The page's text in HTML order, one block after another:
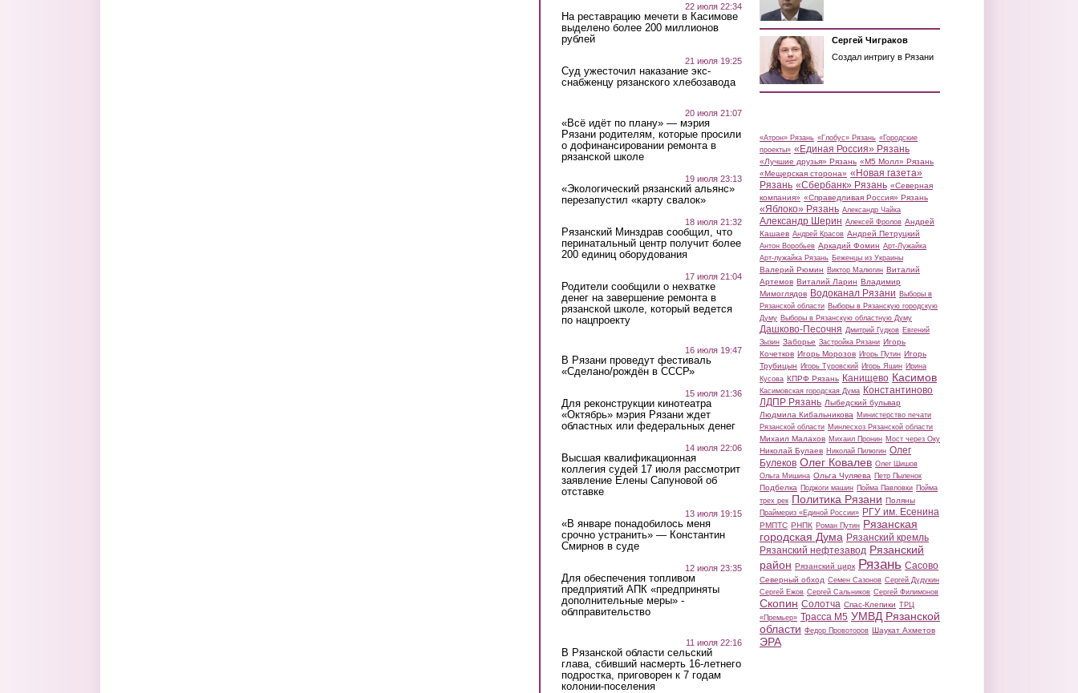
22 июля 22:34
На реставрацию мечети в Касимове
выделено более 200 миллионов
рублей
21 июля 19:25
Суд ужесточил наказание экс-
снабженцу рязанского хлебозавода
20 июля 21:07
«Всё идёт по плану» — мэрия
Рязани родителям, которые просили
о дофинансировании ремонта в
рязанской школе
19 июля 23:13
«Экологический рязанский альянс»
перезапустил «карту свалок»
18 июля 21:32
Рязанский Минздрав сообщил, что
перинатальный центр получит более
200 единиц оборудования
17 июля 21:04
Родители сообщили о нехватке
денег на завершение ремонта в
рязанской школе, который ведется
по нацпроекту
16 июля 19:47
В Рязани проведут фестиваль
«Сделано/рождён в СССР»
15 июля 21:36
Для реконструкции кинотеатра
«Октябрь» мэрия Рязани ждет
областных или федеральных денег
14 июля 22:06
Высшая квалификационная
коллегия судей 17 июля рассмотрит
заявление Елены Сапуновой об
отставке
13 июля 19:15
«В январе понадобилось меня
срочно устранить» — Константин
Смирнов в суде
12 июля 23:35
Для обеспечения топливом
предприятий АПК «предприняты
дополнительные меры» -
облправительство
11 июля 22:16
В Рязанской области сельский
глава, сбивший насмерть 16-летнего
подростка, приговорен к 7 годам
колонии-поселения
Сергей Чиграков
Создал интригу в Рязани
«Атрон» Рязань «Глобус» Рязань «Городские
проекты» «Единая Россия» Рязань
«Лучшие друзья» Рязань «М5 Молл» Рязань
«Мещерская сторона» «Новая газета»
Рязань «Сбербанк» Рязань «Северная
компания» «Справедливая Россия» Рязань
«Яблоко» Рязань Александр Чайка
Александр Шерин Алексей Фролов Андрей
Кашаев Андрей Красов Андрей Петруцкий
Антон Воробьев Аркадий Фомин Арт-Лужайка
Арт-лужайка Рязань Беженцы из Украины
Валерий Рюмин Виктор Малюгин Виталий
Артемов Виталий Ларин Владимир
Мимоглядов Водоканал Рязани Выборы в
Рязанской области Выборы в Рязанскую городскую
Думу Выборы в Рязанскую областную Думу
Дашково-Песочня Дмитрий Гудков Евгений
Зызин Заборье Застройка Рязани Игорь
Кочетков Игорь Морозов Игорь Путин Игорь
Трубицын Игорь Туровский Игорь Яшин Ирина
Кусова КПРФ Рязань Канищево Касимов
Касимовская городская Дума Константиново
ЛДПР Рязань Лыбедский бульвар
Людмила Кибальникова Министерство печати
Рязанской области Минлесхоз Рязанской области
Михаил Малахов Михаил Пронин Мост через Оку
Николай Булаев Николай Пилюгин Олег
Булеков Олег Ковалев Олег Шишов
Ольга Мишина Ольга Чуляева Петр Пыленок
Подбелка Поджоги машин Пойма Павловки Пойма
трех рек Политика Рязани Поляны
Праймериз «Единой России» РГУ им. Есенина
РМПТС РНПК Роман Путин Рязанская
городская Дума Рязанский кремль
Рязанский нефтезавод Рязанский
район Рязанский цирк Рязань Сасово
Северный обход Семен Сазонов Сергей Дудукин
Сергей Ежов Сергей Сальников Сергей Филимонов
Скопин Солотча Спас-Клепики ТРЦ
«Премьер» Трасса М5 УМВД Рязанской
области Федор Провоторов Шаукат Ахметов
ЭРА